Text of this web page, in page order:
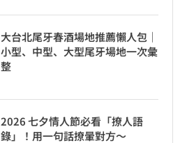
大台北尾牙春酒場地推薦懶人包｜
小型、中型、大型尾牙場地一次彙
整
2026 七夕情人節必看「撩人語
錄」！用一句話撩暈對方～